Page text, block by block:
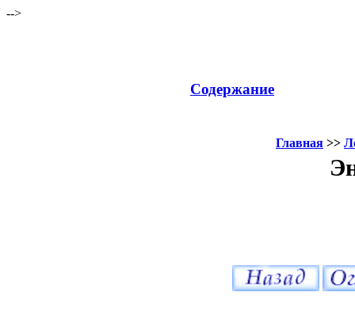
-->
Содержание
Главная >>